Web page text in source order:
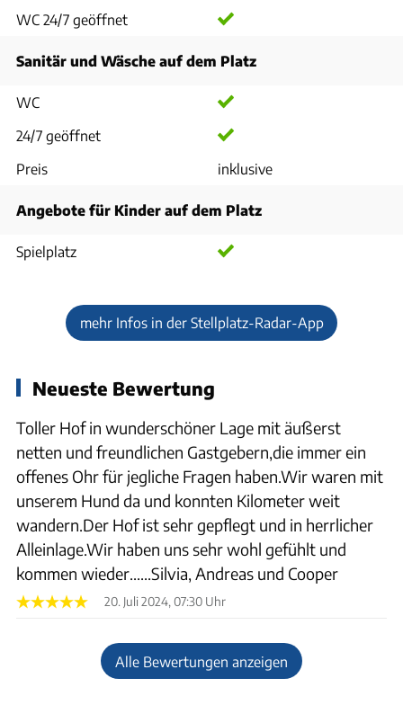
WC 24/7 geöffnet
Sanitär und Wäsche auf dem Platz
WC
24/7 geöffnet
Preis
inklusive
Angebote für Kinder auf dem Platz
Spielplatz
mehr Infos in der Stellplatz-Radar-App
Neueste Bewertung
Toller Hof in wunderschöner Lage mit äußerst
netten und freundlichen Gastgebern,die immer ein
offenes Ohr für jegliche Fragen haben.Wir waren mit
unserem Hund da und konnten Kilometer weit
wandern.Der Hof ist sehr gepflegt und in herrlicher
Alleinlage.Wir haben uns sehr wohl gefühlt und
kommen wieder......Silvia, Andreas und Cooper
20. Juli 2024, 07:30 Uhr
Alle Bewertungen anzeigen